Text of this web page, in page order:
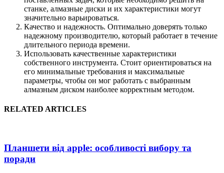
станке, алмазные диски и их характеристики могут
значительно варьироваться.
Качество и надежность. Оптимально доверять только
надежному производителю, который работает в течение
длительного периода времени.
Использовать качественные характеристики
собственного инструмента. Стоит ориентироваться на
его минимальные требования и максимальные
параметры, чтобы он мог работать с выбранным
алмазным диском наиболее корректным методом.
RELATED ARTICLES
Планшети від apple: особливості вибору та
поради